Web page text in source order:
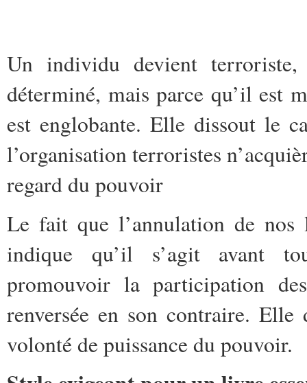
Un individu devient
déterminé, mais parce qu’il est
est englobante. Elle dissout le
l’organisation terroristes
regard du pouvoir
Le fait que l’annulation de
indique qu’il s’agit avant
promouvoir la participation
renversée en son contraire.
volonté de puissance du pouvoir.